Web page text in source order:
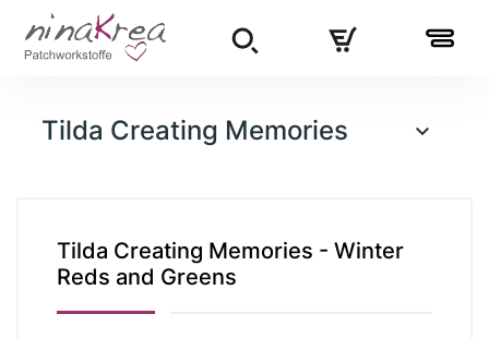
Tilda Creating Memories 
Tilda Creating Memories - Winter
Reds and Greens